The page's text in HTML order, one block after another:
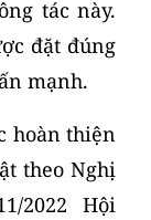
tác này.
đặt đúng
mạnh.
hoàn thiện
theo Nghị
2022 Hội